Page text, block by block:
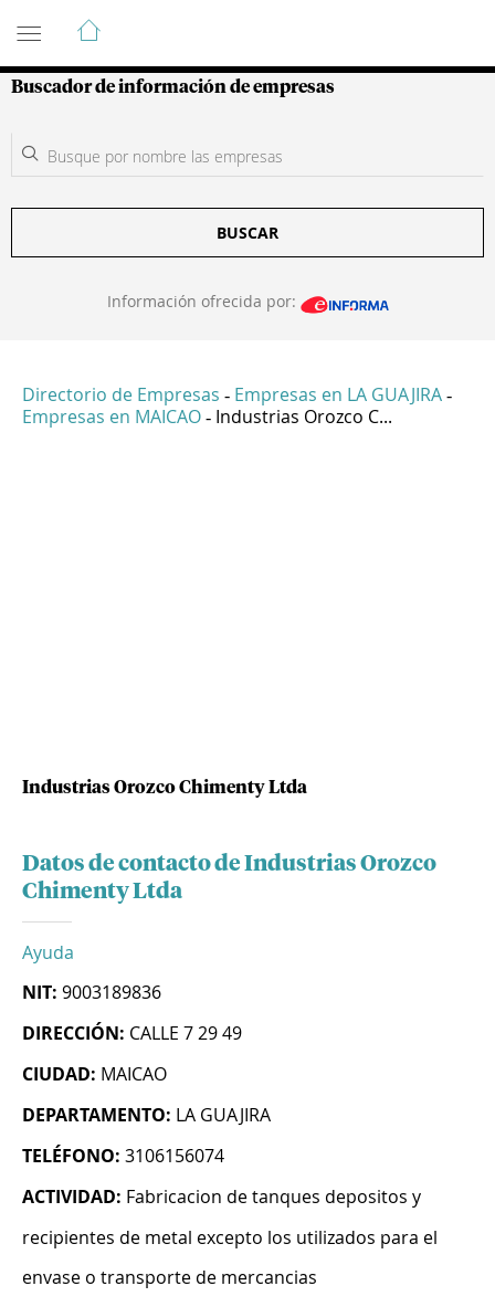
Guía de Empresas Colombianas
Buscador de información de empresas
BUSCAR
Información ofrecida por:
Directorio de Empresas - Empresas en LA GUAJIRA -
Empresas en MAICAO - Industrias Orozco C...
Industrias Orozco Chimenty Ltda
Datos de contacto de Industrias Orozco
Chimenty Ltda
Ayuda
NIT: 9003189836
DIRECCIÓN: CALLE 7 29 49
CIUDAD: MAICAO
DEPARTAMENTO: LA GUAJIRA
TELÉFONO: 3106156074
ACTIVIDAD: Fabricacion de tanques depositos y
recipientes de metal excepto los utilizados para el
envase o transporte de mercancias